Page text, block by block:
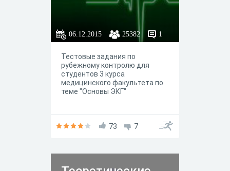
06.12.2015 25382 1
Тестовые задания по
рубежному контролю для
студентов 3 курса
медицинского факультета по
теме "Основы ЭКГ"
73 7